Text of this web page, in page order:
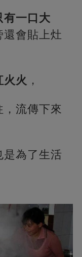
有一口大
還會貼上灶
火火 ，
，流傳下來
為了生活